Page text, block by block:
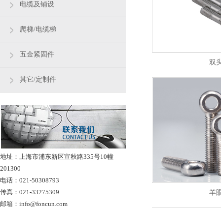
电缆及铺设
爬梯/电缆梯
五金紧固件
其它/定制件
地址：上海市浦东新区宣秋路335号10幢
201300
电话：021-50308793
传真：021-33275309
邮箱：info@foncun.com
双
羊